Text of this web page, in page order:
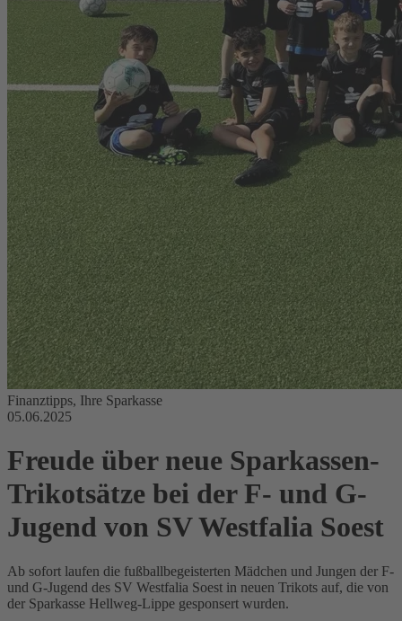
Finanztipps, Ihre Sparkasse
05.06.2025
Freude über neue Sparkassen-
Trikotsätze bei der F- und G-
Jugend von SV Westfalia Soest
Ab sofort laufen die fußballbegeisterten Mädchen und Jungen der F-
und G-Jugend des SV Westfalia Soest in neuen Trikots auf, die von
der Sparkasse Hellweg-Lippe gesponsert wurden.